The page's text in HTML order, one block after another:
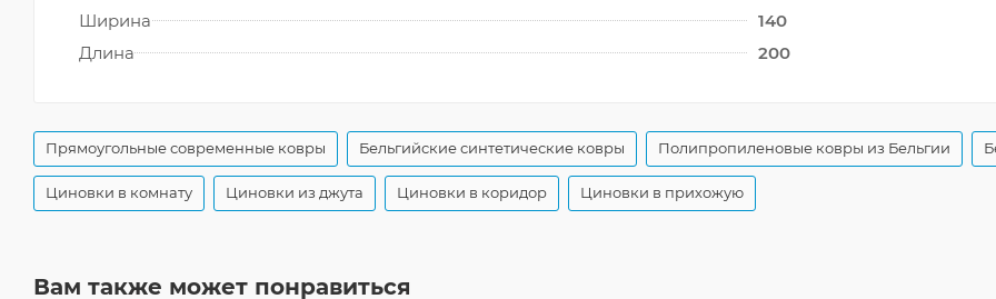
Ширина
140
Длина
200
Прямоугольные современные ковры Бельгийские синтетические ковры Полипропиленовые ковры из Бельгии
Циновки в комнату Циновки из джута Циновки в коридор Циновки в прихожую
Вам также может понравиться